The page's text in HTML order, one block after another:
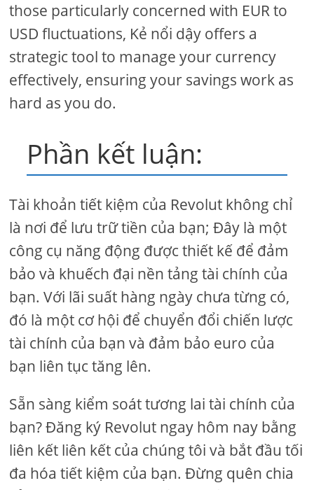
those particularly concerned with EUR to
USD fluctuations, Kẻ nổi dậy offers a
strategic tool to manage your currency
effectively, ensuring your savings work as
hard as you do.
Phần kết luận:
Tài khoản tiết kiệm của Revolut không chỉ
là nơi để lưu trữ tiền của bạn; Đây là một
công cụ năng động được thiết kế để đảm
bảo và khuếch đại nền tảng tài chính của
bạn. Với lãi suất hàng ngày chưa từng có,
đó là một cơ hội để chuyển đổi chiến lược
tài chính của bạn và đảm bảo euro của
bạn liên tục tăng lên.
Sẵn sàng kiểm soát tương lai tài chính của
bạn? Đăng ký Revolut ngay hôm nay bằng
liên kết liên kết của chúng tôi và bắt đầu tối
đa hóa tiết kiệm của bạn. Đừng quên chia